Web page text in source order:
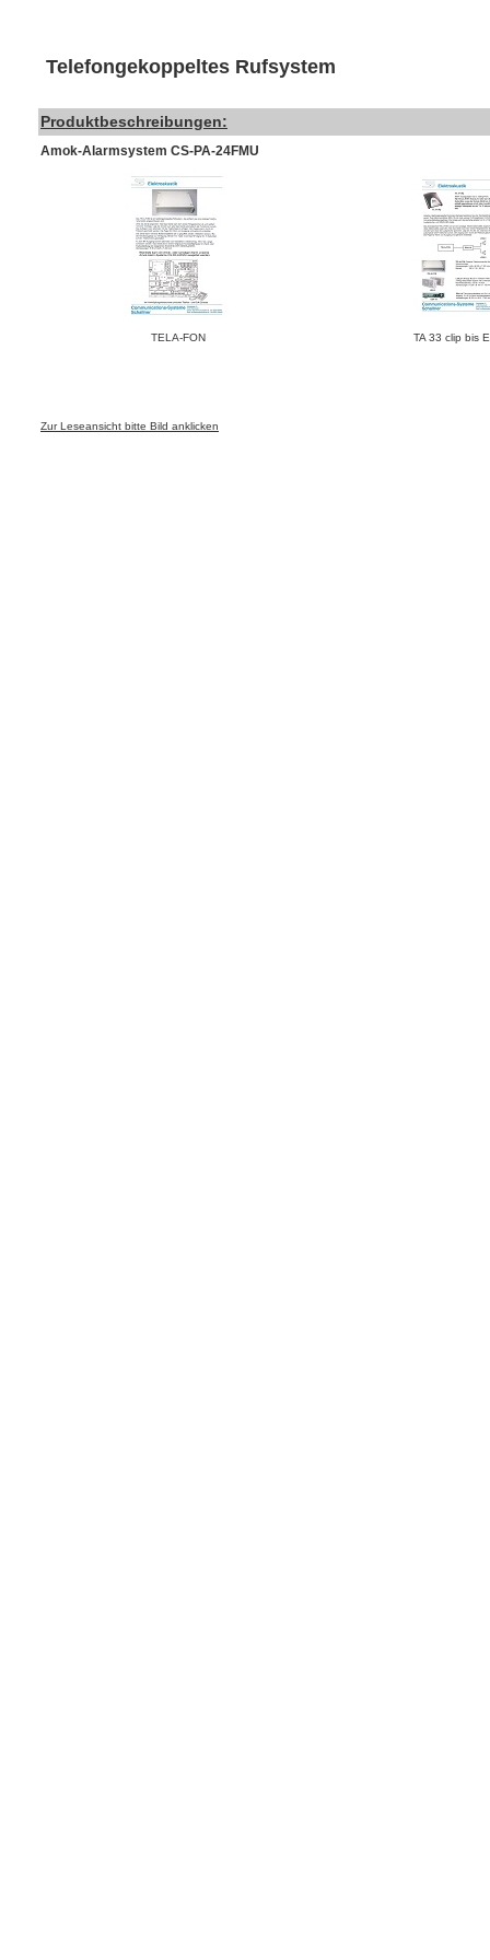
Telefongekoppeltes Rufsystem
Produktbeschreibungen:
Amok-Alarmsystem CS-PA-24FMU
TELA-FON TA 33 clip bis
Zur Leseansicht bitte Bild anklicken